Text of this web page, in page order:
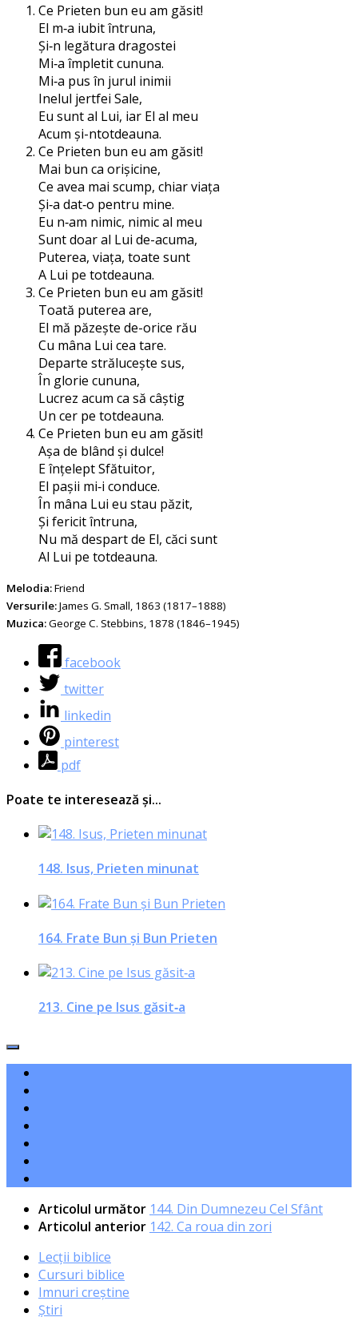
Ce Prieten bun eu am găsit!
El m‑a iubit întruna,
Și‑n legă­tu­ra dragostei
Mi‑a împle­tit cununa.
Mi‑a pus în jurul inimii
Inelul jert­fei Sale,
Eu sunt al Lui, iar El al meu
Acum și-ntotdeauna.
Ce Prieten bun eu am găsit!
Mai bun ca orișicine,
Ce avea mai scump, chiar viața
Și‑a dat‑o pen­tru mine.
Eu n‑am nimic, nimic al meu
Sunt doar al Lui de-acuma,
Puterea, via­ța, toa­te sunt
A Lui pe totdeauna.
Ce Prieten bun eu am găsit!
Toată pute­rea are,
El mă păzeș­te de-ori­ce rău
Cu mâna Lui cea tare.
Departe stră­lu­ceș­te sus,
În glo­rie cununa,
Lucrez acum ca să câștig
Un cer pe totdeauna.
Ce Prieten bun eu am găsit!
Așa de blând și dulce!
E înțe­lept Sfătuitor,
El pașii mi‑i conduce.
În mâna Lui eu stau păzit,
Și feri­cit întruna,
Nu mă des­part de El, căci sunt
Al Lui pe totdeauna.
Melodia:Friend
Versurile:James G. Small, 1863 (1817–1888)
Muzica:George C. Stebbins, 1878 (1846–1945)
facebook
twitter
linkedin
pinterest
pdf
Poate te interesează și...
148. Isus, Prieten minunat
164. Frate Bun şi Bun Prieten
213. Cine pe Isus găsit‑a
Articolul următor 144. Din Dumnezeu Cel Sfânt
Articolul anterior 142. Ca roua din zori
Lecții biblice
Cursuri biblice
Imnuri creștine
Știri